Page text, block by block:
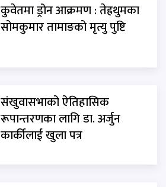
कुवेतमा ड्रोन आक्रमण : तेह्रथुमका
सोमकुमार तामाङको मृत्यु पुष्टि
संखुवासभाको ऐतिहासिक
रूपान्तरणका लागि डा. अर्जुन
कार्कीलाई खुला पत्र